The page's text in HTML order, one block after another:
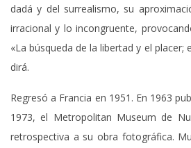
dadá y del surrealismo, su
irracional y lo incongruente,
«La búsqueda de la libertad y el
dirá.
Regresó a Francia en 1951. En 1963
1973, el Metropolitan Museum de
retrospectiva a su obra fotográfica.